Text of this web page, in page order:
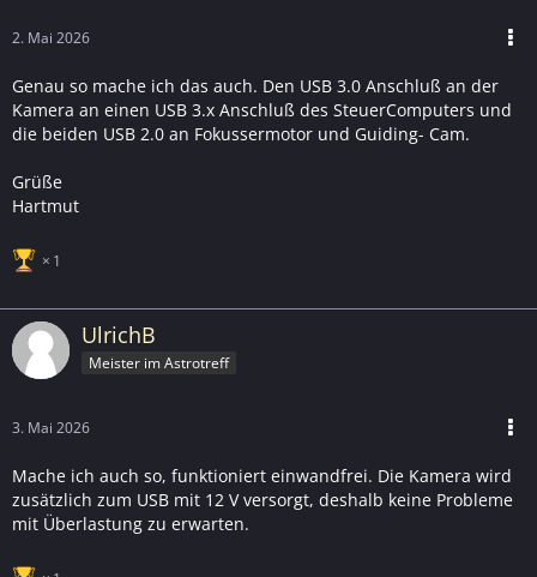
2. Mai 2026
Genau so mache ich das auch. Den USB 3.0 Anschluß an der
Kamera an einen USB 3.x Anschluß des SteuerComputers und
die beiden USB 2.0 an Fokussermotor und Guiding- Cam.
Grüße
Hartmut
1
UlrichB
Meister im Astrotreff
3. Mai 2026
Mache ich auch so, funktioniert einwandfrei. Die Kamera wird
zusätzlich zum USB mit 12 V versorgt, deshalb keine Probleme
mit Überlastung zu erwarten.